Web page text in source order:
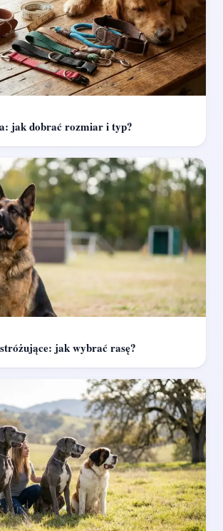
jak dobrać rozmiar i typ?
jak wybrać rasę?